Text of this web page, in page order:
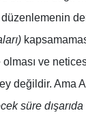
ve
değildir. Ama
süre